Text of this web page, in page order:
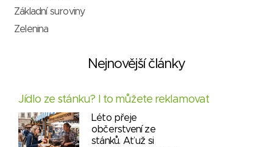
Základní suroviny
Zelenina
Nejnovější články
Jídlo ze stánku? I to můžete reklamovat
Léto přeje
občerstvení ze
stánků. Ať už si